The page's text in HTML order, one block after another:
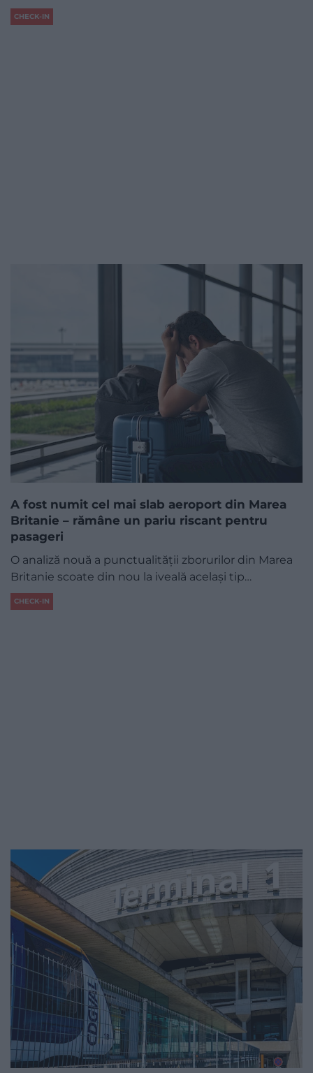
CHECK-IN
A fost numit cel mai slab aeroport din Marea
Britanie – rămâne un pariu riscant pentru
pasageri
O analiză nouă a punctualității zborurilor din Marea
Britanie scoate din nou la iveală același tip…
CHECK-IN